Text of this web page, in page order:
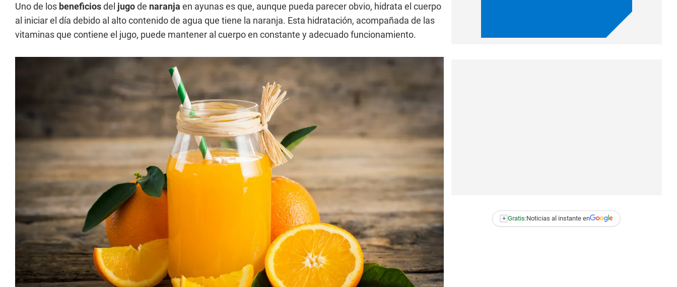
Uno de los beneficiosdel jugode naranja en ayunas es que, aunque pueda parecer obvio, hidrata el cuerpo
al iniciar el día debido al alto contenido de agua que tiene la naranja. Esta hidratación, acompañada de las
vitaminas que contiene el jugo, puede mantener al cuerpo en constante y adecuado funcionamiento.
+ Gratis:Noticias al instante en